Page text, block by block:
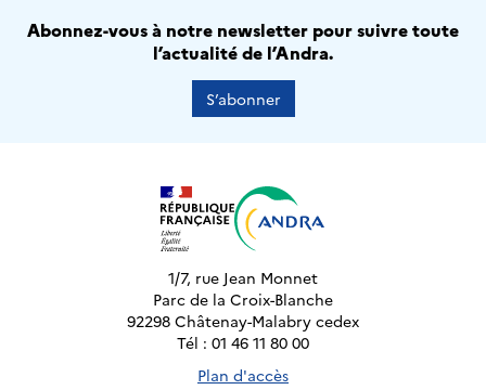
Abonnez-vous à notre newsletter pour suivre toute
l’actualité de l’Andra.
S’abonner
1/7, rue Jean Monnet
Parc de la Croix-Blanche
92298 Châtenay-Malabry cedex
Tél : 01 46 11 80 00
Plan d'accès